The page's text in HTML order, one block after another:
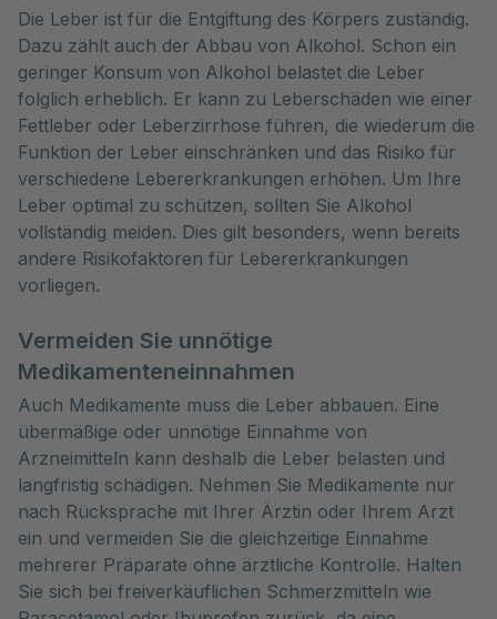
Die Leber ist für die Entgiftung des Körpers zuständig.
Dazu zählt auch der Abbau von Alkohol. Schon ein
geringer Konsum von Alkohol belastet die Leber
folglich erheblich. Er kann zu Leberschäden wie einer
Fettleber oder Leberzirrhose führen, die wiederum die
Funktion der Leber einschränken und das Risiko für
verschiedene Lebererkrankungen erhöhen. Um Ihre
Leber optimal zu schützen, sollten Sie Alkohol
vollständig meiden. Dies gilt besonders, wenn bereits
andere Risikofaktoren für Lebererkrankungen
vorliegen.
Vermeiden Sie unnötige
Medikamenteneinnahmen
Auch Medikamente muss die Leber abbauen. Eine
übermäßige oder unnötige Einnahme von
Arzneimitteln kann deshalb die Leber belasten und
langfristig schädigen. Nehmen Sie Medikamente nur
nach Rücksprache mit Ihrer Ärztin oder Ihrem Arzt
ein und vermeiden Sie die gleichzeitige Einnahme
mehrerer Präparate ohne ärztliche Kontrolle. Halten
Sie sich bei freiverkäuflichen Schmerzmitteln wie